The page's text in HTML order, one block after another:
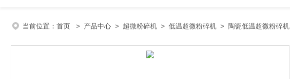
当前位置： 首页 > 产品中心 > 超微粉碎机 > 低温超微粉碎机 > 陶瓷低温超微粉碎机